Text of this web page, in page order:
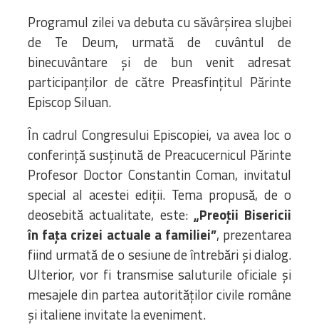
Statutele și legile
Scrisori pastorale
Bibliotecă
Resurse multimedia
diecezei
CSDE
Cuvântul Episcopului
Lectura Lunii
Prezentarea
Parohiilor
CONTACT
Programul zilei va debuta cu săvârșirea slujbei
de Te Deum, urmată de cuvântul de
binecuvântare și de bun venit adresat
participanților de către Preasfințitul Părinte
Episcop Siluan.
În cadrul Congresului Episcopiei, va avea loc o
conferință susținută de Preacucernicul Părinte
Profesor Doctor Constantin Coman, invitatul
special al acestei ediții. Tema propusă, de o
deosebită actualitate, este: „Preoții Bisericii
în fața crizei actuale a familiei”, prezentarea
fiind urmată de o sesiune de întrebări și dialog.
Ulterior, vor fi transmise saluturile oficiale și
mesajele din partea autorităților civile române
și italiene invitate la eveniment.